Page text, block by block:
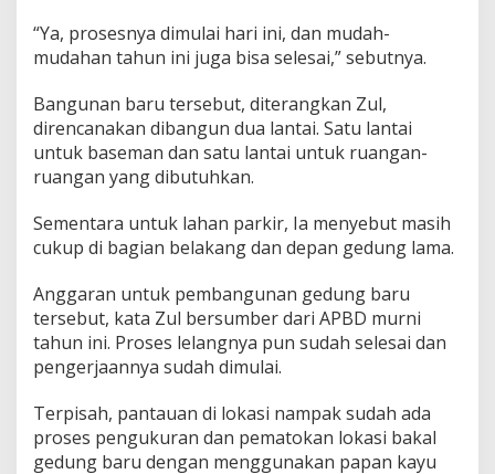
“Ya, prosesnya dimulai hari ini, dan mudah-
mudahan tahun ini juga bisa selesai,” sebutnya.
Bangunan baru tersebut, diterangkan Zul,
direncanakan dibangun dua lantai. Satu lantai
untuk baseman dan satu lantai untuk ruangan-
ruangan yang dibutuhkan.
Sementara untuk lahan parkir, Ia menyebut masih
cukup di bagian belakang dan depan gedung lama.
Anggaran untuk pembangunan gedung baru
tersebut, kata Zul bersumber dari APBD murni
tahun ini. Proses lelangnya pun sudah selesai dan
pengerjaannya sudah dimulai.
Terpisah, pantauan di lokasi nampak sudah ada
proses pengukuran dan pematokan lokasi bakal
gedung baru dengan menggunakan papan kayu